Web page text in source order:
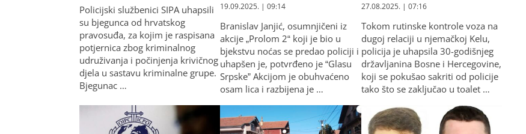
Policijski službenici SIPA uhapsili
su bjegunca od hrvatskog
pravosuđa, za kojim je raspisana
potjernica zbog kriminalnog
udruživanja i počinjenja krivičnog
djela u sastavu kriminalne grupe.
Bjegunac …
19.09.2025. | 09:14
Branislav Janjić, osumnjičeni iz
akcije „Prolom 2“ koji je bio u
bjekstvu noćas se predao policiji i
uhapšen je, potvrđeno je “Glasu
Srpske” Akcijom je obuhvaćeno
osam lica i razbijena je …
27.08.2025. | 07:16
Tokom rutinske kontrole voza na
dugoj relaciji u njemačkoj Kelu,
policija je uhapsila 30-godišnjeg
državljanina Bosne i Hercegovine,
koji se pokušao sakriti od policije
tako što se zaključao u toalet …